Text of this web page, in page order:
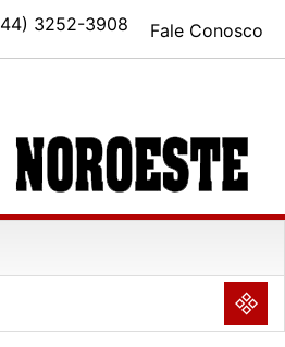
Fale Conosco
3252-3908
NULL